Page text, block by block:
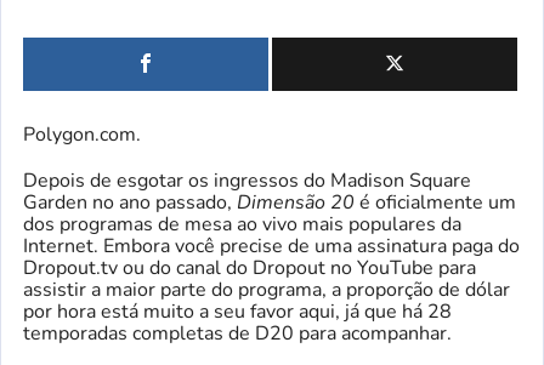
Polygon.com.
Depois de esgotar os ingressos do Madison Square
Garden no ano passado, Dimensão 20 é oficialmente um
dos programas de mesa ao vivo mais populares da
Internet. Embora você precise de uma assinatura paga do
Dropout.tv ou do canal do Dropout no YouTube para
assistir a maior parte do programa, a proporção de dólar
por hora está muito a seu favor aqui, já que há 28
temporadas completas de D20 para acompanhar.